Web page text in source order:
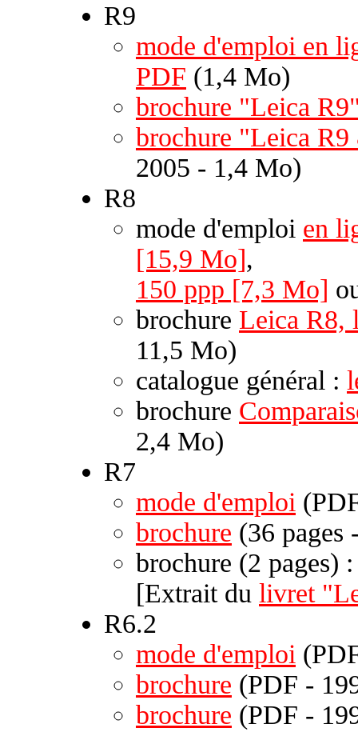
R9
mode d'emploi en
PDF (1,4 Mo)
brochure "Leica
brochure "Leica
2005 - 1,4 Mo)
R8
mode d'emploi en
[15,9 Mo],
150 ppp [7,3 Mo]
brochure Leica R8,
11,5 Mo)
catalogue général :
brochure
2,4 Mo)
R7
mode d'emploi
brochure (36 pages
brochure (2 pages)
[Extrait du livret
R6.2
mode d'emploi
brochure (PDF -
brochure (PDF -